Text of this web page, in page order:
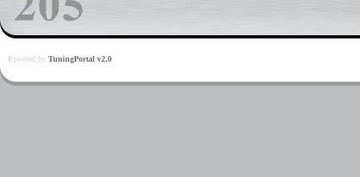
Powered by TuningPortal v2.0